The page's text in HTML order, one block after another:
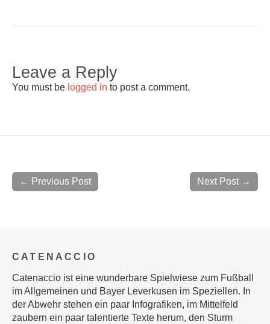
Leave a Reply
You must be logged in to post a comment.
Next Post →
← Previous Post
CATENACCIO
Catenaccio ist eine wunderbare Spielwiese zum Fußball
im Allgemeinen und Bayer Leverkusen im Speziellen. In
der Abwehr stehen ein paar Infografiken, im Mittelfeld
zaubern ein paar talentierte Texte herum, den Sturm